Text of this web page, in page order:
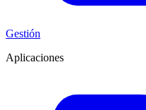
Gestión
Aplicaciones